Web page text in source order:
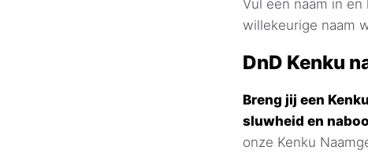
Vul een naam in
willekeurige naam
DnD Kenku
Breng jij een
sluwheid en
onze Kenku